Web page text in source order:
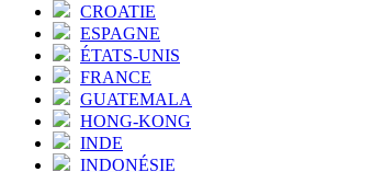
CROATIE
ESPAGNE
ÉTATS-UNIS
FRANCE
GUATEMALA
HONG-KONG
INDE
INDONÉSIE